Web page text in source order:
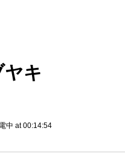
キ
中 at 00:14:54